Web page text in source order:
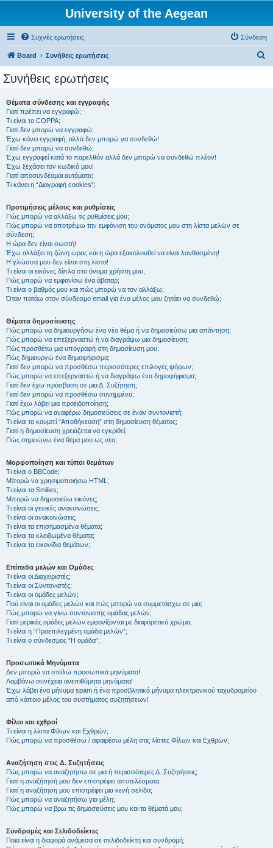
University of the Aegean
Συχνές ερωτήσεις Σύνδεση
Board Συνήθεις ερωτήσεις
Συνήθεις ερωτήσεις
Θέματα σύνδεσης και εγγραφής
Γιατί πρέπει να εγγραφώ;
Τι είναι το COPPA;
Γιατί δεν μπορώ να εγγραφώ;
Έχω κάνει εγγραφή, αλλά δεν μπορώ να συνδεθώ!
Γιατί δεν μπορώ να συνδεθώ;
Έχω εγγραφεί κατά το παρελθόν αλλά δεν μπορώ να συνδεθώ πλέον!
Έχω ξεχάσει τον κωδικό μου!
Γιατί αποσυνδέομαι αυτόματα;
Τι κάνει η “Διαγραφή cookies”;
Προτιμήσεις μέλους και ρυθμίσεις
Πώς μπορώ να αλλάξω τις ρυθμίσεις μου;
Πώς μπορώ να αποτρέψω την εμφάνιση του ονόματος μου στη λίστα μελών σε
σύνδεση;
Η ώρα δεν είναι σωστή!
Έχω αλλάξει τη ζώνη ώρας και η ώρα εξακολουθεί να είναι λανθασμένη!
Η γλώσσα μου δεν είναι στη λίστα!
Τι είναι οι εικόνες δίπλα στο όνομα χρήστη μου;
Πώς μπορώ να εμφανίσω ένα άβαταρ;
Τι είναι ο βαθμός μου και πώς μπορώ να τον αλλάξω;
Όταν πατάω στον σύνδεσμο email για ένα μέλος μου ζητάει να συνδεθώ;
Θέματα δημοσίευσης
Πώς μπορώ να δημιουργήσω ένα νέο θέμα ή να δημοσιεύσω μια απάντηση;
Πώς μπορώ να επεξεργαστώ ή να διαγράψω μια δημοσίευση;
Πώς προσθέτω μια υπογραφή στη δημοσίευση μου;
Πώς δημιουργώ ένα δημοψήφισμα;
Γιατί δεν μπορώ να προσθέσω περισσότερες επιλογές ψήφων;
Πώς μπορώ να επεξεργαστώ ή να διαγράψω ένα δημοψήφισμα;
Γιατί δεν έχω πρόσβαση σε μια Δ. Συζήτηση;
Γιατί δεν μπορώ να προσθέσω συνημμένα;
Γιατί έχω λάβει μια προειδοποίηση;
Πώς μπορώ να αναφέρω δημοσιεύσεις σε έναν συντονιστή;
Τι είναι το κουμπί “Αποθήκευση” στη δημοσίευση θέματος;
Γιατί η δημοσίευση χρειάζεται να εγκριθεί;
Πώς σημειώνω ένα θέμα μου ως νέο;
Μορφοποίηση και τύποι θεμάτων
Τι είναι ο BBCode;
Μπορώ να χρησιμοποιήσω HTML;
Τι είναι τα Smilies;
Μπορώ να δημοσιεύω εικόνες;
Τι είναι οι γενικές ανακοινώσεις;
Τι είναι οι ανακοινώσεις;
Τι είναι τα επισημασμένα θέματα;
Τι είναι τα κλειδωμένα θέματα;
Τι είναι τα εικονίδια θεμάτων;
Επίπεδα μελών και Ομάδες
Τι είναι οι Διαχειριστές;
Τι είναι οι Συντονιστές;
Τι είναι οι ομάδες μελών;
Πού είναι οι ομάδες μελών και πώς μπορώ να συμμετάσχω σε μια;
Πώς μπορώ να γίνω συντονιστής ομάδας μελών;
Γιατί μερικές ομάδες μελών εμφανίζονται με διαφορετικό χρώμα;
Τι είναι η “Προεπιλεγμένη ομάδα μελών”;
Τι είναι ο σύνδεσμος "Η ομάδα”;
Προσωπικά Μηνύματα
Δεν μπορώ να στείλω προσωπικά μηνύματα!
Λαμβάνω συνέχεια ανεπιθύμητα μηνύματα!
Έχω λάβει ένα μήνυμα spam ή ένα προσβλητικό μήνυμα ηλεκτρονικού ταχυδρομείου
από κάποιο μέλος του συστήματος συζητήσεων!
Φίλοι και εχθροί
Τι είναι η λίστα Φίλων και Εχθρών;
Πώς μπορώ να προσθέσω / αφαιρέσω μέλη στις λίστες Φίλων και Εχθρών;
Αναζήτηση στις Δ. Συζητήσεις
Πώς μπορώ να αναζητήσω σε μια ή περισσότερες Δ. Συζητήσεις;
Γιατί η αναζήτησή μου δεν επιστρέφει αποτελέσματα;
Γιατί η αναζήτηση μου επιστρέφει μια κενή σελίδα;
Πώς μπορώ να αναζητήσω για μέλη;
Πώς μπορώ να βρω τις δημοσιεύσεις μου και τα θέματά μου;
Συνδρομές και Σελιδοδείκτες
Ποια είναι η διαφορά ανάμεσα σε σελιδοδείκτη και συνδρομή;